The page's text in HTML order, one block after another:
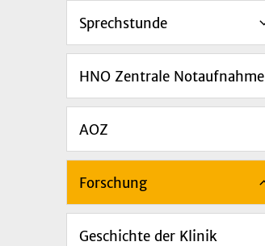
Sprechstunde
HNO Zentrale Notaufnahme
AOZ
Forschung
Geschichte der Klinik